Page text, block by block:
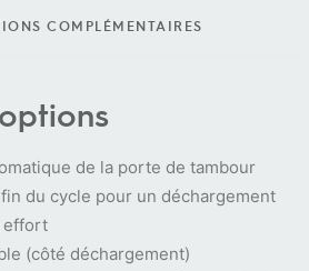
COMPLÉMENTAIRES
de la porte de tambour
du cycle pour un déchargement
effort
(côté déchargement)